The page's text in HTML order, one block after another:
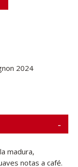
2024
madura,
notas a café.